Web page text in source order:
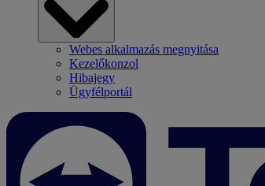
Webes alkalmazás megnyitása
Kezelőkonzol
Hibajegy
Ügyfélportál